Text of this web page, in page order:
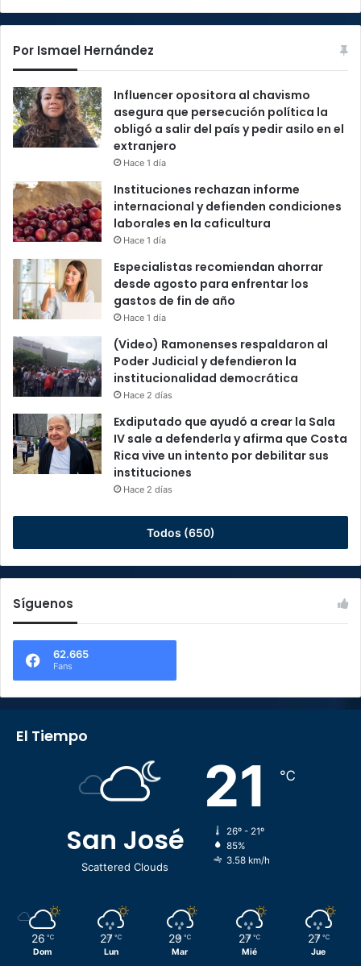
Por Ismael Hernández
Influencer opositora al chavismo
asegura que persecución política la
obligó a salir del país y pedir asilo en el
extranjero
Hace 1 día
Instituciones rechazan informe
internacional y defienden condiciones
laborales en la caficultura
Hace 1 día
Especialistas recomiendan ahorrar
desde agosto para enfrentar los
gastos de fin de año
Hace 1 día
(Video) Ramonenses respaldaron al
Poder Judicial y defendieron la
institucionalidad democrática
Hace 2 días
Exdiputado que ayudó a crear la Sala
IV sale a defenderla y afirma que Costa
Rica vive un intento por debilitar sus
instituciones
Hace 2 días
Todos (650)
Síguenos
62.665
Fans
El Tiempo
San José
Scattered Clouds
21 ℃
26º - 21º
85%
3.58 km/h
26 ℃
Dom
27 ℃
Lun
29 ℃
Mar
27 ℃
Mié
27 ℃
Jue